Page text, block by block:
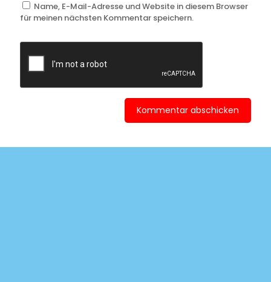
Name, E-Mail-Adresse und Website in diesem Browser
für meinen nächsten Kommentar speichern.